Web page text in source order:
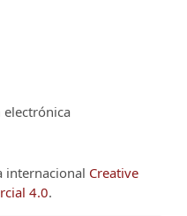
electrónica
internacional Creative
4.0.